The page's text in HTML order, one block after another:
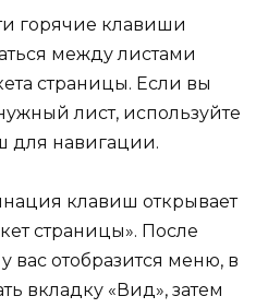
горячие клавиши
между листами
страницы. Если вы
лист, используйте
для навигации.
клавиш открывает
страницы». После
вас отобразится меню, в
вкладку «Вид», затем